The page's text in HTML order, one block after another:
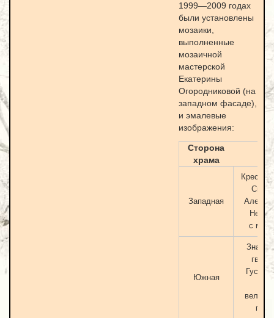
1999—2009 годах
были установлены
мозаики,
выполненные
мозаичной
мастерской
Екатерины
Огородниковой (на
западном фасаде),
и эмалевые
изображения:
Сторона
храма
Западная
Крест
с
Южная
Знак